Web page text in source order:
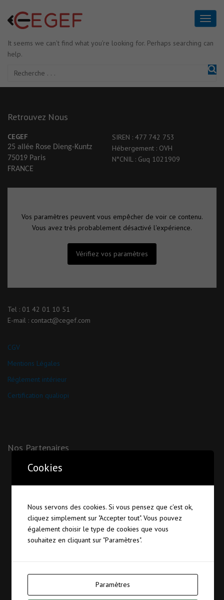
It seems we can’t find what you’re looking for. Perhaps searching can
help.
Retrouvez Nous
CEGEF
25 allée Rose Dieng-Kuntz
75019 Paris
FRANCE
SIREN : 477 742 753
Hébergement : OVH
N°CNIL : Guq 1021909
Vos paramètres peuvent vous empêcher de voir ce contenu.
Vous avez très probablement désactivé l'expérience.
Vérifiez vos paramètres
Tel : 01 42 01 10 51
E-mail : contact@cegef.com
CGV
Mentions Légales
Réglement intérieur
Certification qualiopi
Nos Partenaires
Cookies
Nous servons des cookies. Si vous pensez que c'est ok,
cliquez simplement sur "Accepter tout". Vous pouvez
également choisir le type de cookies que vous
souhaitez en cliquant sur "Paramètres".
Paramètres